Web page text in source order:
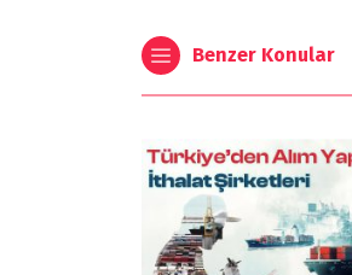
Benzer Konular